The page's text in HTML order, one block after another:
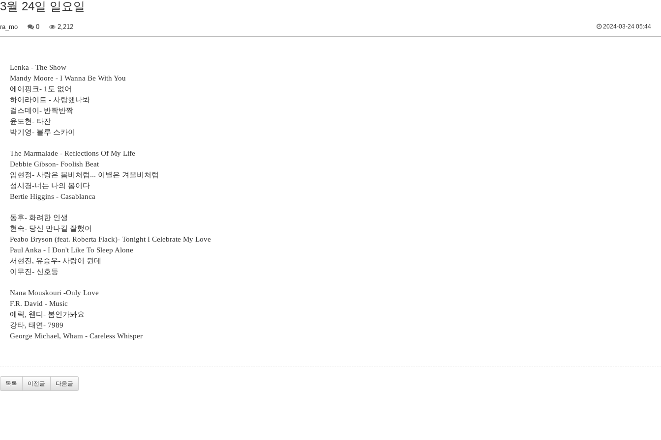
3월 24일 일요일
ra_mo 0 2,212 2024-03-24 05:44
Lenka - The Show
Mandy Moore - I Wanna Be With You
에이핑크- 1 도 없어
하이라이트 - 사랑했나봐
걸스데이- 반짝반짝
윤도현- 타잔
박기영- 블루 스카이
The Marmalade - Reflections Of My Life
Debbie Gibson- Foolish Beat
임현정- 사랑은 봄비처럼... 이별은 겨울비처럼
성시경-너는 나의 봄이다
Bertie Higgins - Casablanca
동후- 화려한 인생
현숙- 당신 만나길 잘했어
Peabo Bryson (feat. Roberta Flack)- Tonight I Celebrate My Love
Paul Anka - I Don't Like To Sleep Alone
서현진, 유승우- 사랑이 뭔데
이무진- 신호등
Nana Mouskouri -Only Love
F.R. David - Music
에릭, 웬디- 봄인가봐요
강타, 태연- 7989
George Michael, Wham - Careless Whisper
목록 이전글 다음글